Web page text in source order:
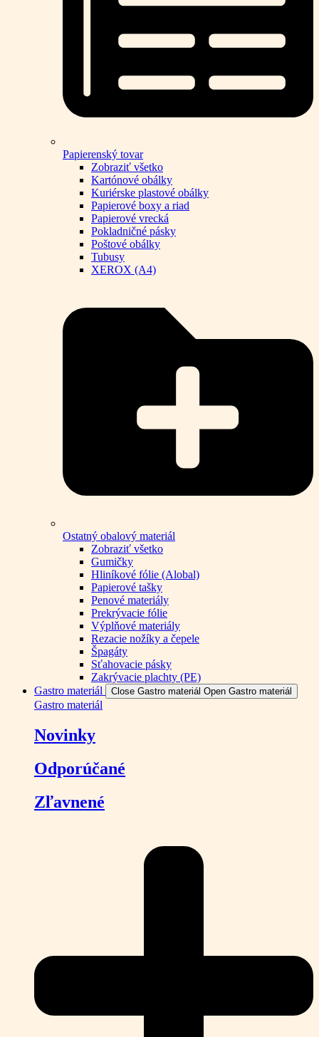
Papierenský tovar
Zobraziť všetko
Kartónové obálky
Kuriérske plastové obálky
Papierové boxy a riad
Papierové vrecká
Pokladničné pásky
Poštové obálky
Tubusy
XEROX (A4)
Ostatný obalový materiál
Zobraziť všetko
Gumičky
Hliníkové fólie (Alobal)
Papierové tašky
Penové materiály
Prekrývacie fólie
Výplňové materiály
Rezacie nožíky a čepele
Špagáty
Sťahovacie pásky
Zakrývacie plachty (PE)
Gastro materiál
Close Gastro materiál Open Gastro materiál
Gastro materiál
Novinky
Odporúčané
Zľavnené